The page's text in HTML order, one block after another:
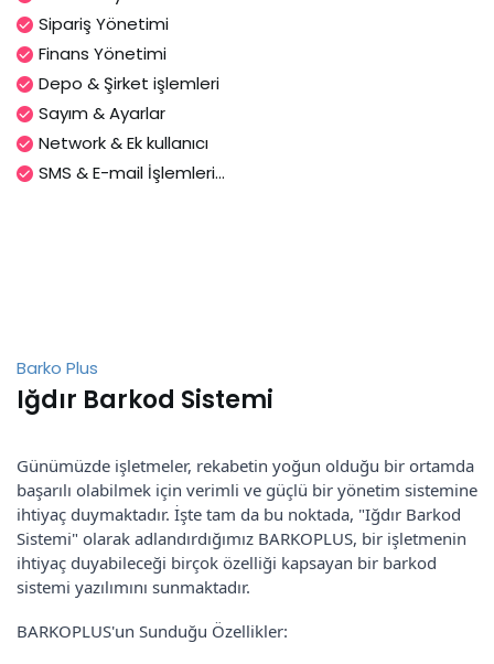
Sipariş Yönetimi
Finans Yönetimi
Depo & Şirket işlemleri
Sayım & Ayarlar
Network & Ek kullanıcı
SMS & E-mail İşlemleri...
Barko Plus
Iğdır Barkod Sistemi
Günümüzde işletmeler, rekabetin yoğun olduğu bir ortamda
başarılı olabilmek için verimli ve güçlü bir yönetim sistemine
ihtiyaç duymaktadır. İşte tam da bu noktada, "Iğdır Barkod
Sistemi" olarak adlandırdığımız BARKOPLUS, bir işletmenin
ihtiyaç duyabileceği birçok özelliği kapsayan bir barkod
sistemi yazılımını sunmaktadır.
BARKOPLUS'un Sunduğu Özellikler: